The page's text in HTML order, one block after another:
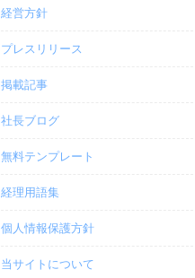
経営方針
プレスリリース
掲載記事
社長ブログ
無料テンプレート
経理用語集
個人情報保護方針
当サイトについて